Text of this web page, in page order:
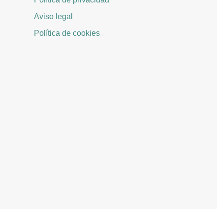
Aviso legal
Política de cookies